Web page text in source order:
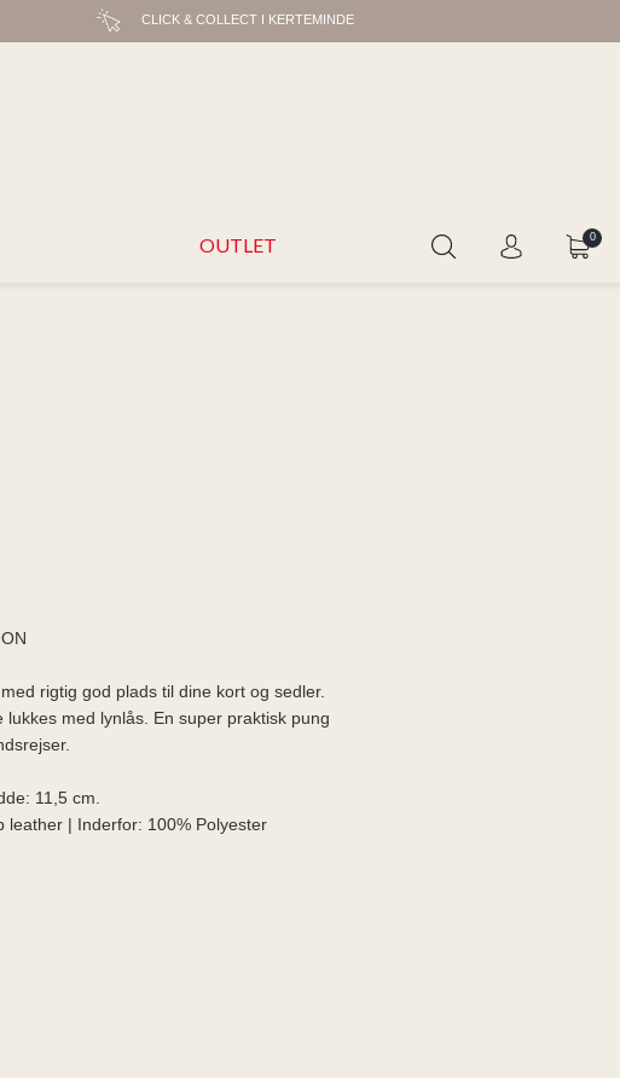
CLICK & COLLECT I KERTEMINDE
OUTLET 0
rigtig god plads til dine kort og sedler.
lukkes med lynlås. En super praktisk pung
11,5 cm.
leather | Inderfor: 100% Polyester